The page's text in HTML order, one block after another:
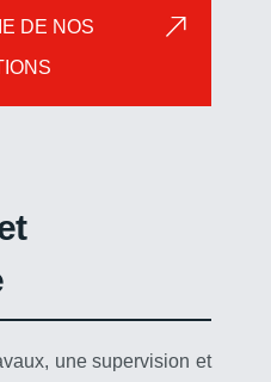
DE NOS
une supervision et